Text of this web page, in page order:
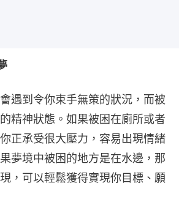
遇到令你束手無策的狀況，而被
精神狀態。如果被困在廁所或者
正承受很大壓力，容易出現情緒
夢境中被困的地方是在水邊，那
，可以輕鬆獲得實現你目標、願